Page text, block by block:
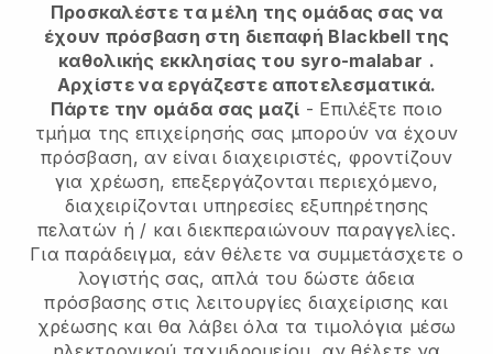
Προσκαλέστε τα μέλη της ομάδας σας να
έχουν πρόσβαση στη διεπαφή Blackbell της
καθολικής εκκλησίας του syro-malabar .
Αρχίστε να εργάζεστε αποτελεσματικά.
Πάρτε την ομάδα σας μαζί - Επιλέξτε ποιο
τμήμα της επιχείρησής σας μπορούν να έχουν
πρόσβαση, αν είναι διαχειριστές, φροντίζουν
για χρέωση, επεξεργάζονται περιεχόμενο,
διαχειρίζονται υπηρεσίες εξυπηρέτησης
πελατών ή / και διεκπεραιώνουν παραγγελίες.
Για παράδειγμα, εάν θέλετε να συμμετάσχετε ο
λογιστής σας, απλά του δώστε άδεια
πρόσβασης στις λειτουργίες διαχείρισης και
χρέωσης και θα λάβει όλα τα τιμολόγια μέσω